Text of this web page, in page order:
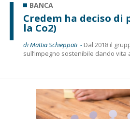
BANCA
Credem ha deciso di
la Co2)
di Mattia Schieppati - Dal 2018 il
sull’impegno sostenibile dando vita